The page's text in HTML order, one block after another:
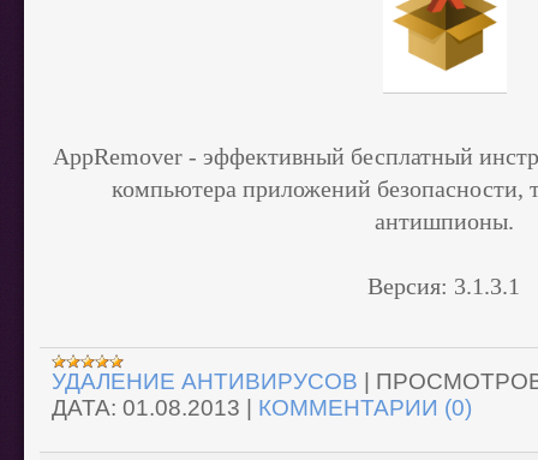
AppRemover - эффективный бесплатный
компьютера приложений безопасности,
антишпионы.
Версия: 3.1.3.1
УДАЛЕНИЕ АНТИВИРУСОВ
ДАТА: 01.08.2013 КОММЕНТАРИИ (0)